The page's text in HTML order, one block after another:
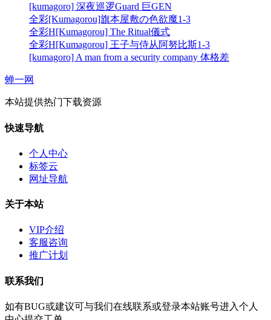
[kumagoro] 深夜巡逻Guard 巨GEN
全彩[Kumagorou]旗本屋敷の色欲魔1-3
全彩H[Kumagorou] The Ritual儀式
全彩H[Kumagorou] 王子与侍从阿努比斯1-3
[kumagoro] A man from a security company 体格差
蝉一网
本站提供热门下载资源
快速导航
个人中心
标签云
网址导航
关于本站
VIP介绍
客服咨询
推广计划
联系我们
如有BUG或建议可与我们在线联系或登录本站账号进入个人